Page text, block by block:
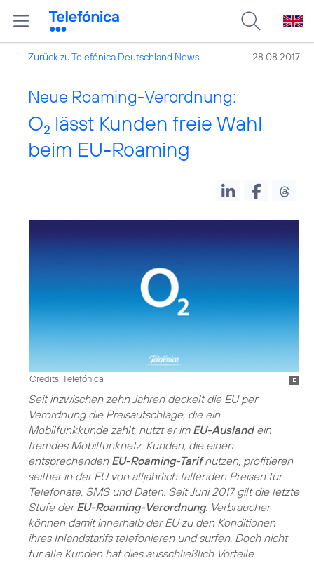
Zurück zu Telefónica Deutschland News 28.08.2017
Neue Roaming-Verordnung:
O2 lässt Kunden freie Wahl
beim EU-Roaming
Credits: Telefónica
Seit inzwischen zehn Jahren deckelt die EU per
Verordnung die Preisaufschläge, die ein
Mobilfunkkunde zahlt, nutzt er im EU-Auslandein
fremdes Mobilfunknetz. Kunden, die einen
entsprechenden EU-Roaming-Tarifnutzen, profitieren
seither in der EU von alljährlich fallenden Preisen für
Telefonate, SMS und Daten. Seit Juni 2017 gilt die letzte
Stufe derEU-Roaming-Verordnung. Verbraucher
können damit innerhalb der EU zu den Konditionen
ihres Inlandstarifs telefonieren und surfen. Doch nicht
für alle Kunden hat dies ausschließlich Vorteile.